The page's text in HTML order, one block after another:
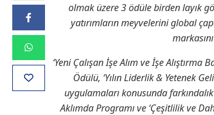
olmak üzere 3 ödüle birden layık
yatırımların meyvelerini global
‘Yeni Çalışan İşe Alım ve İşe
Ödülü, ‘Yılın Liderlik & Yetenek
uygulamaları konusunda
Aklımda Programı ve ‘Çeşitlilik ve